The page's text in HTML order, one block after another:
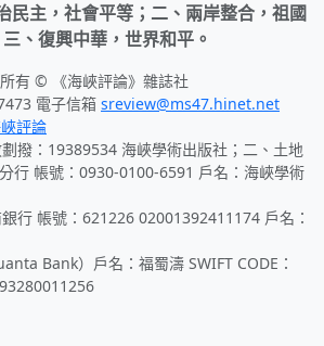
民主，社會平等；二、兩岸整合，祖國
、復興中華，世界和平。
有 © 《海峽評論》雜誌社
電子信箱 sreview@ms47.hinet.net
評論
撥：19389534 海峽學術出版社；二、土地
行 帳號：0930-0100-6591 戶名：海峽學術
行 帳號：621226 02001392411174 戶名：
Bank）戶名：福蜀濤 SWIFT CODE：